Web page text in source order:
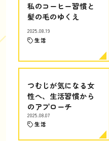
私のコーヒー習慣と
髪の毛のゆくえ
2025.08.19
生活
つむじが気になる女
性へ、生活習慣から
のアプローチ
2025.08.07
生活